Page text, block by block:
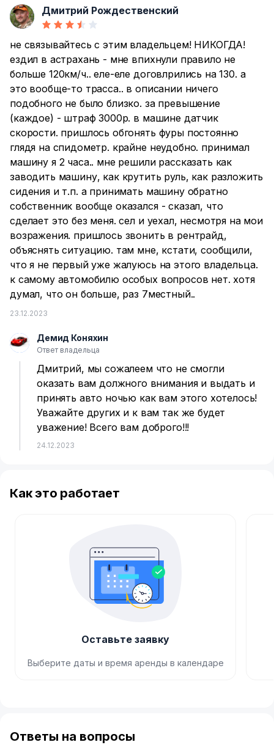
Д Дмитрий Рождественский
не связывайтесь с этим владельцем! НИКОГДА!
ездил в астрахань - мне впихнули правило не
больше 120км/ч.. еле-еле договлрились на 130. а
это вообще-то трасса.. в описании ничего
подобного не было близко. за превышение
(каждое) - штраф 3000р. в машине датчик
скорости. пришлось обгонять фуры постоянно
глядя на спидометр. крайне неудобно. принимал
машину я 2 часа.. мне решили рассказать как
заводить машину, как крутить руль, как разложить
сидения и т.п. а принимать машину обратно
собственник вообще оказался - сказал, что
сделает это без меня. сел и уехал, несмотря на мои
возражения. пришлось звонить в рентрайд,
объяснять ситуацию. там мне, кстати, сообщили,
что я не первый уже жалуюсь на этого владельца.
к самому автомобилю особых вопросов нет. хотя
думал, что он больше, раз 7местный..
23.12.2023
Д Демид Коняхин
Ответ владельца
Дмитрий, мы сожалеем что не смогли
оказать вам должного внимания и выдать и
принять авто ночью как вам этого хотелось!
Уважайте других и к вам так же будет
уважение! Всего вам доброго!!!
24.12.2023
Как это работает
Оставьте заявку
Выберите даты и время аренды в календаре
of
Ответы на вопросы